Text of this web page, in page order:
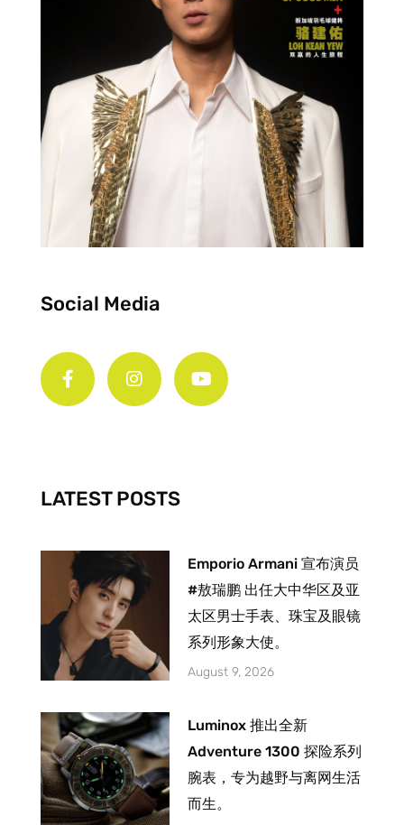
Social Media
a
c
-
f
n
s
m
o
u
LATEST POSTS
Emporio Armani 宣布演员
#敖瑞鹏 出任大中华区及亚
太区男士手表、珠宝及眼镜
系列形象大使。
August 9, 2026
Luminox 推出全新
Adventure 1300 探险系列
腕表，专为越野与离网生活
而生。